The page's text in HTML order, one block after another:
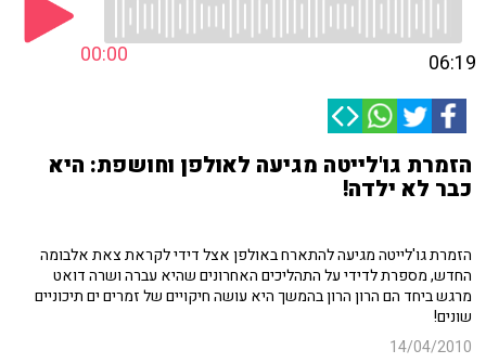
00:00 06:19
הזמרת גו'לייטה מגיעה לאולפן וחושפת: היא
כבר לא ילדה!
הזמרת גו'לייטה מגיעה להתארח באולפן אצל דידי לקראת צאת אלבומה
החדש, מספרת לדידי על התהליכים האחרונים שהיא עברה ושרה דואט
מרגש ביחד הם הרון הרון בהמשך היא עושה חיקויים של זמרים ים תיכוניים
שונים!
14/04/2010